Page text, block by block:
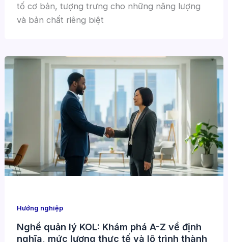
tố cơ bản, tượng trưng cho những năng lượng
và bản chất riêng biệt
Hướng nghiệp
Nghề quản lý KOL: Khám phá A-Z về định
nghĩa, mức lương thực tế và lộ trình thành